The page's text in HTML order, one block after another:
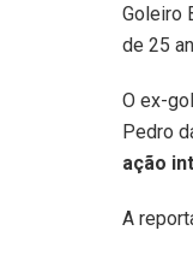
Goleiro
de 25
O ex-
Pedro
ação
A